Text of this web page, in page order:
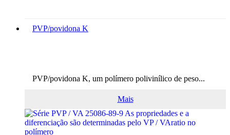
PVP/povidona K
PVP/povidona K, um polímero polivinílico de peso...
Mais